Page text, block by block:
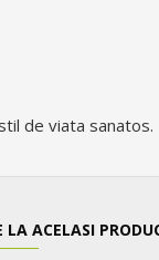
de viata sanatos.
LA ACELASI